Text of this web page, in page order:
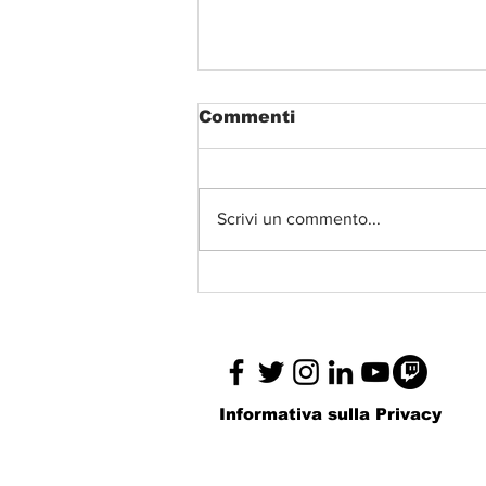
nella Roma in
trasformazione”
Commenti
Scrivi un commento...
Informativa sulla Privacy